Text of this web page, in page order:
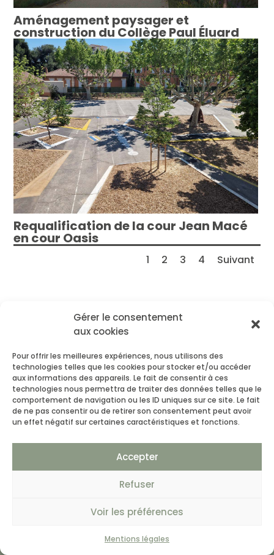
Gérer le consentement
aux cookies
Pour offrir les meilleures expériences, nous utilisons des
technologies telles que les cookies pour stocker et/ou accéder
aux informations des appareils. Le fait de consentir à ces
technologies nous permettra de traiter des données telles que le
comportement de navigation ou les ID uniques sur ce site. Le fait
de ne pas consentir ou de retirer son consentement peut avoir
un effet négatif sur certaines caractéristiques et fonctions.
Accepter
Refuser
Voir les préférences
Mentions légales
Aménagement paysager et
construction du Collège Paul Éluard
Requalification de la cour Jean Macé
en cour Oasis
1 2 3 4 Suivant
Un projet ?
Contactez-moi.
+33 4 91 04 63 19